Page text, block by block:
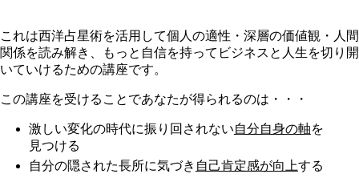
これは西洋占星術を活用して個人の適性・深層の価値観・人間
関係を読み解き、もっと自信を持ってビジネスと人生を切り開
いていけるための講座です。
この講座を受けることであなたが得られるのは・・・
激しい変化の時代に振り回されない自分自身の軸を
見つける
自分の隠された長所に気づき 自己肯定感が向上する